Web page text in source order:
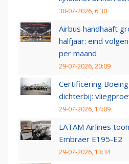
30-07-2026, 6:30
Airbus handhaaft
halfjaar: eind
per maand
29-07-2026, 20:09
Certificering
dichterbij:
29-07-2026, 14:09
LATAM Airlines
Embraer E195-E2
29-07-2026, 13:34